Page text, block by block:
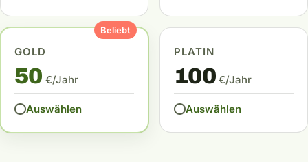
Beliebt
GOLD
50 €/Jahr
Auswählen
Gold auswählen – 50 € pro JahrPLATIN
100 €/Jahr
Auswählen
Platin auswählen – 100 €